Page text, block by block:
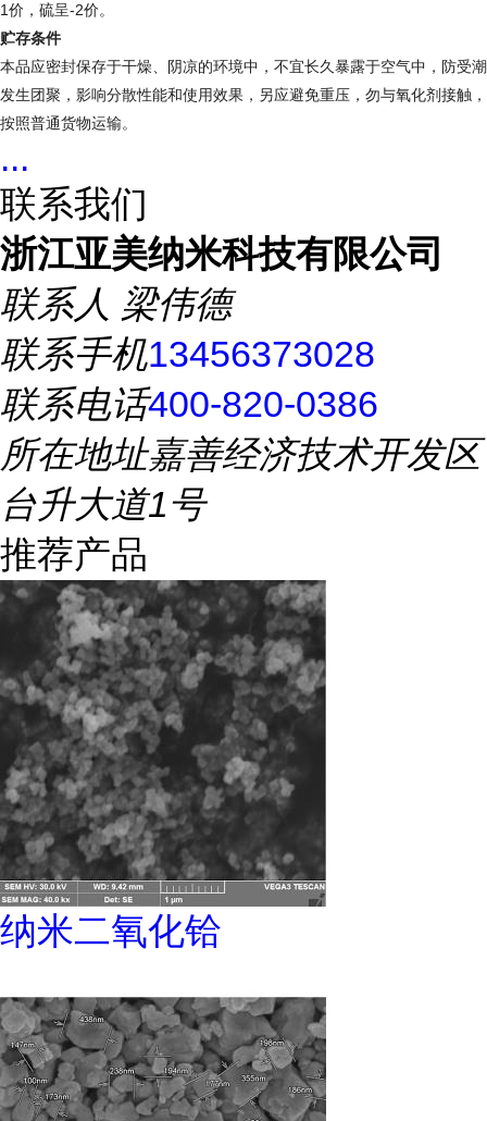
1价，硫呈-2价。
贮存条件
本品应密封保存于干燥、阴凉的环境中，不宜长久暴露于空气中，防受潮
发生团聚，影响分散性能和使用效果，另应避免重压，勿与氧化剂接触，
按照普通货物运输。
...
联系我们
浙江亚美纳米科技有限公司
联系人 梁伟德
联系手机13456373028
联系电话400-820-0386
所在地址嘉善经济技术开发区
台升大道1号
推荐产品
纳米二氧化铪